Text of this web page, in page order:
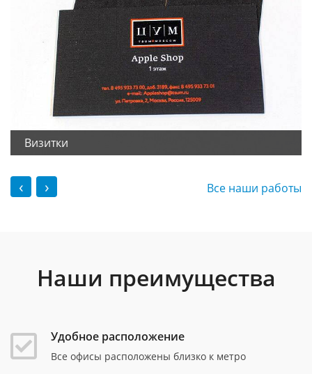
Визитки
‹ › Все наши работы
Наши преимущества
Удобное расположение
Все офисы расположены близко к метро